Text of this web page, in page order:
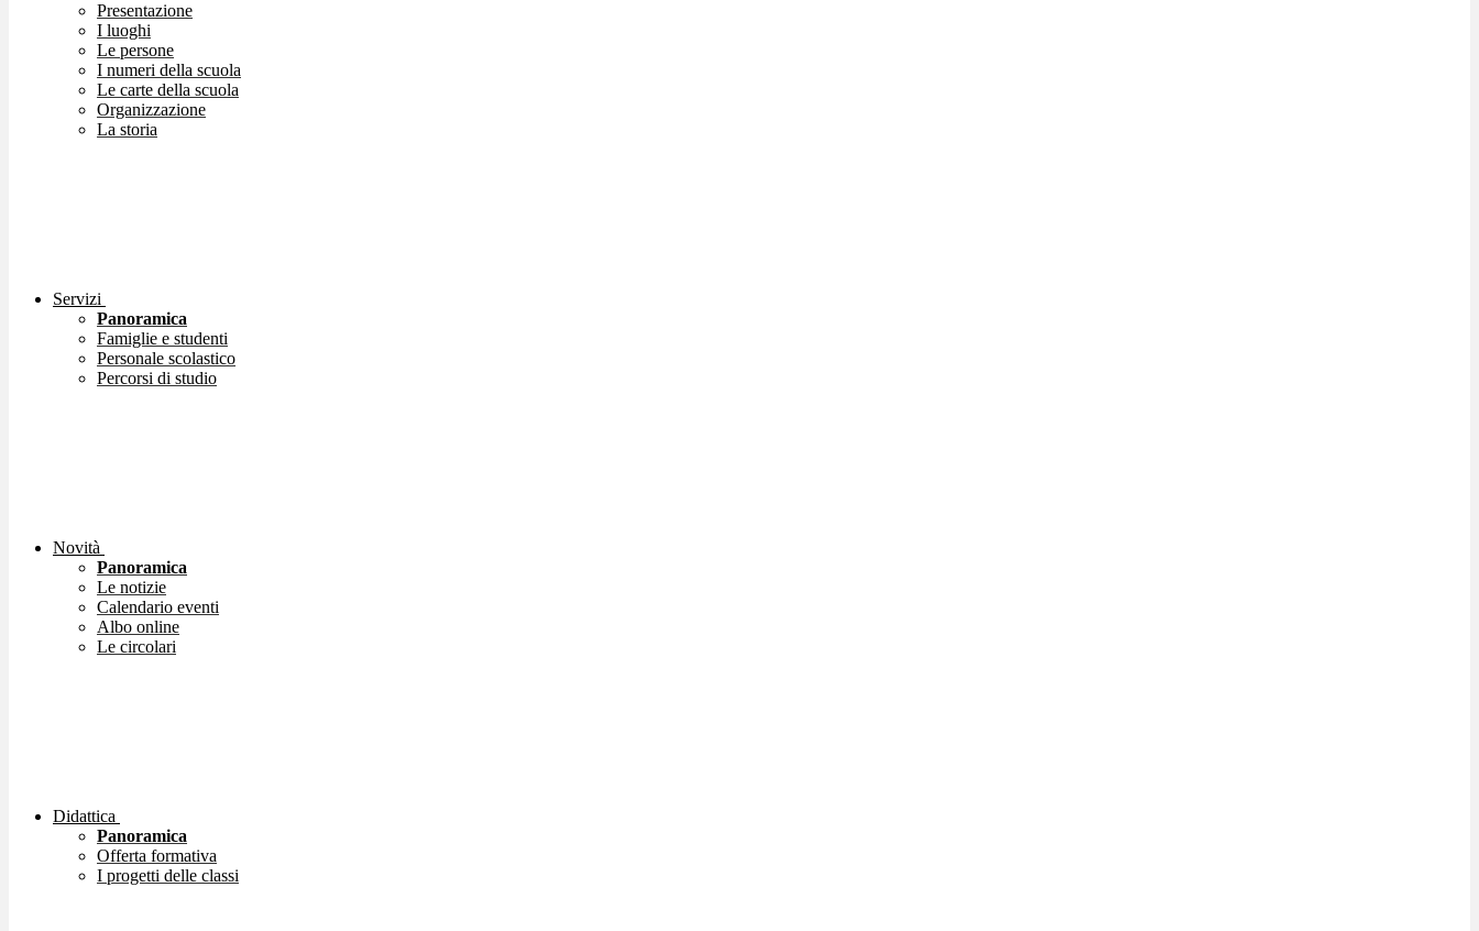
Presentazione
I luoghi
Le persone
I numeri della scuola
Le carte della scuola
Organizzazione
La storia
Servizi
Panoramica
Famiglie e studenti
Personale scolastico
Percorsi di studio
Novità
Panoramica
Le notizie
Calendario eventi
Albo online
Le circolari
Didattica
Panoramica
Offerta formativa
I progetti delle classi